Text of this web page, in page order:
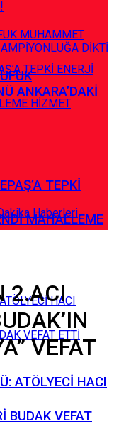
TEPKİ
MAHALLEME
ATÖLYECİ HACI
BUDAK VEFAT
ANKARA’DAKİ
2.ACI
VEFAT